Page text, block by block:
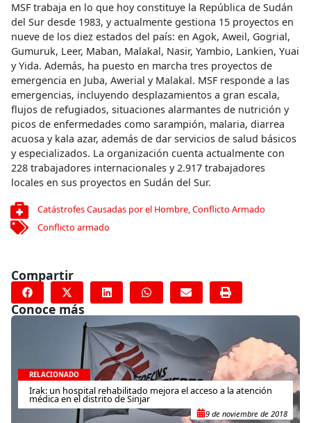
MSF trabaja en lo que hoy constituye la República de Sudán
del Sur desde 1983, y actualmente gestiona 15 proyectos en
nueve de los diez estados del país: en Agok, Aweil, Gogrial,
Gumuruk, Leer, Maban, Malakal, Nasir, Yambio, Lankien, Yuai
y Yida. Además, ha puesto en marcha tres proyectos de
emergencia en Juba, Awerial y Malakal. MSF responde a las
emergencias, incluyendo desplazamientos a gran escala,
flujos de refugiados, situaciones alarmantes de nutrición y
picos de enfermedades como sarampión, malaria, diarrea
acuosa y kala azar, además de dar servicios de salud básicos
y especializados. La organización cuenta actualmente con
228 trabajadores internacionales y 2.917 trabajadores
locales en sus proyectos en Sudán del Sur.
Catástrofes Causadas por el Hombre,Conflicto Armado
Conflicto armado
Compartir
Conoce más
RELACIONADO
Irak: un hospital rehabilitado mejora el acceso a la atención
médica en el distrito de Sinjar
9 de noviembre de 2018